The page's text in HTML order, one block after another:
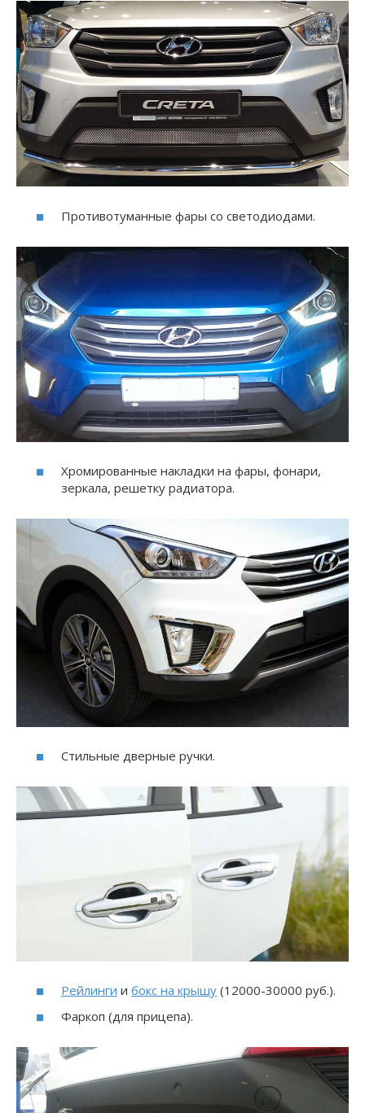
Противотуманные фары со светодиодами.
Хромированные накладки на фары, фонари,
зеркала, решетку радиатора.
Стильные дверные ручки.
Рейлинги и бокс на крышу (12000-30000 руб.).
Фаркоп (для прицепа).